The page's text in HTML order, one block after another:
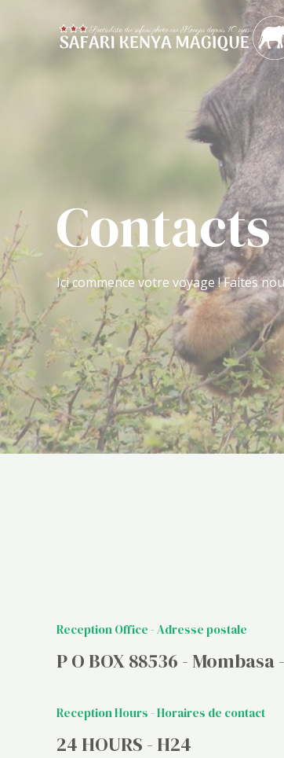
Contacts
Ici commence votre voyage ! Faites
Reception Office - Adresse postale
P O BOX 88536 - Mombasa
Reception Hours - Horaires de contact
24 HOURS - H24